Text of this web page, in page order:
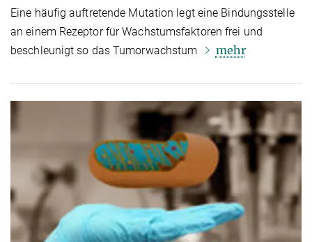
Eine häufig auftretende Mutation legt eine Bindungsstelle
an einem Rezeptor für Wachstumsfaktoren frei und
beschleunigt so das Tumorwachstum
mehr